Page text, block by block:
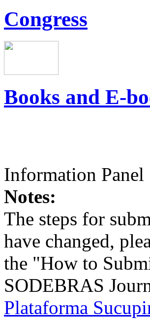
Congress
Books and E-
Information Panel
Notes:
The steps for
have changed,
the "How to
SODEBRAS
Plataforma